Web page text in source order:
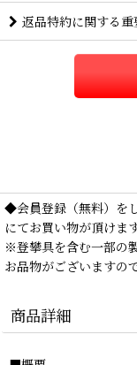
返品特約に関する
◆会員登録 （無料）
にてお買い物が頂けます
※登攀具を含む一部の
お品物がございますの
商品詳細